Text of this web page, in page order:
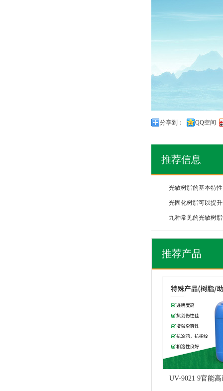
分享到： QQ空间
推荐信息
光敏树脂的基本特性
光固化树脂可以提
九种常见的光敏树
推荐产品
UV-9021 9官能